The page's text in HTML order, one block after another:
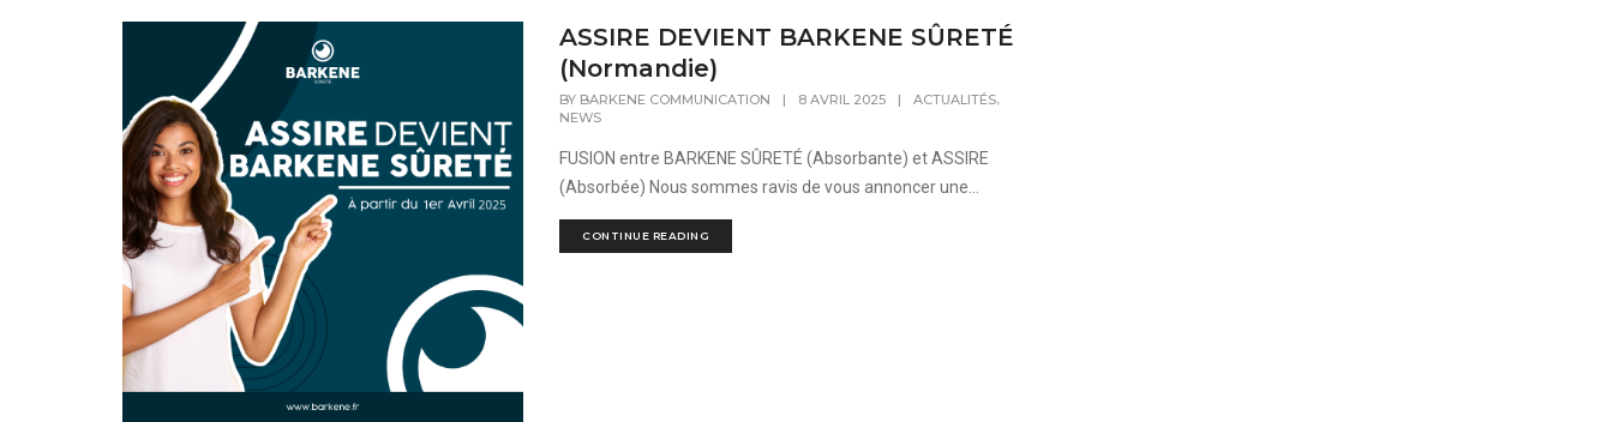
ASSIRE DEVIENT BARKENE SÛRETÉ
(Normandie)
BY BARKENE COMMUNICATION | 8 AVRIL 2025 | ACTUALITÉS,
NEWS
FUSION entre BARKENE SÛRETÉ (Absorbante) et ASSIRE
(Absorbée) Nous sommes ravis de vous annoncer une...
CONTINUE READING